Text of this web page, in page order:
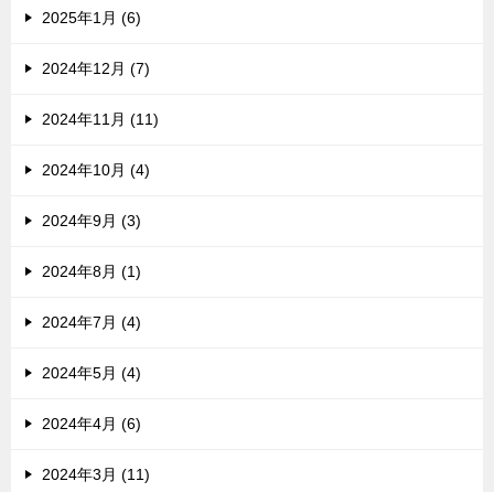
2025年1月 (6)
2024年12月 (7)
2024年11月 (11)
2024年10月 (4)
2024年9月 (3)
2024年8月 (1)
2024年7月 (4)
2024年5月 (4)
2024年4月 (6)
2024年3月 (11)